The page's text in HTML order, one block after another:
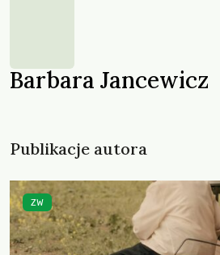
Barbara Jancewicz
Publikacje autora
ZW